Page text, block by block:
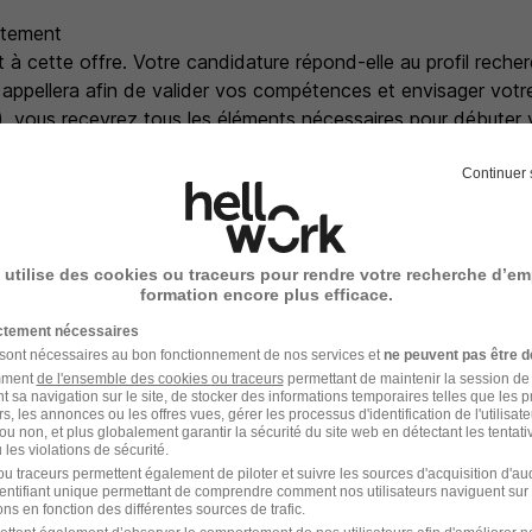
à cette offre. Votre candidature répond-elle au profil
afin de valider vos compétences et envisager
vous recevrez tous les éléments nécessaires pour débuter
collaborateurs de l'Appel Médical et bénéficiez de
à vos envies et compétences tout en profitant des
se déclinent au féminin comme au masculin.
Continuer
utilise des cookies ou traceurs pour rendre votre recherche
formation encore plus efficace.
nécessaires
nécessaires au bon fonctionnement de nos services et ne peuvent pas être
de l'ensemble des cookies ou traceurspermettant de maintenir la session
sa navigation sur le site, de stocker des informations temporaires telles que les
les annonces ou les offres vues, gérer les processus d'identification de
non, et plus globalement garantir la sécurité du site web en détectant les
violations de sécurité.
traceurs permettent également de piloter et suivre les sources d'acquisition
unique permettant de comprendre comment nos utilisateurs naviguent sur
en fonction des différentes sources de trafic.